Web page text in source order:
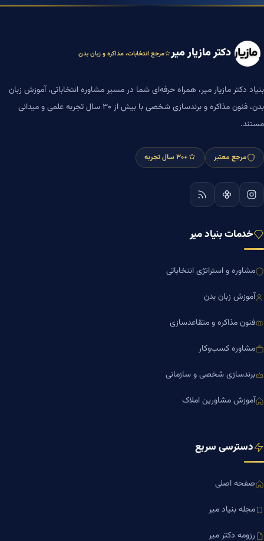
دکتر مازیار میر مرجع انتخابات، مذاکره و زبان بدن
بنیاد دکتر مازیار میر، همراه حرفه‌ای شما در مسیر مشاوره انتخاباتی، آموزش زبان
بدن، فنون مذاکره و برندسازی شخصی با بیش از ۳۰ سال تجربه علمی و میدانی
مستند.
مرجع معتبر +۳۰ سال تجربه
خدمات بنیاد میر
مشاوره و استراتژی انتخاباتی
آموزش زبان بدن
فنون مذاکره و متقاعدسازی
مشاوره کسب‌وکار
برندسازی شخصی و سازمانی
آموزش مشاورین املاک
دسترسی سریع
صفحه اصلی
مجله بنیاد میر
رزومه دکتر میر